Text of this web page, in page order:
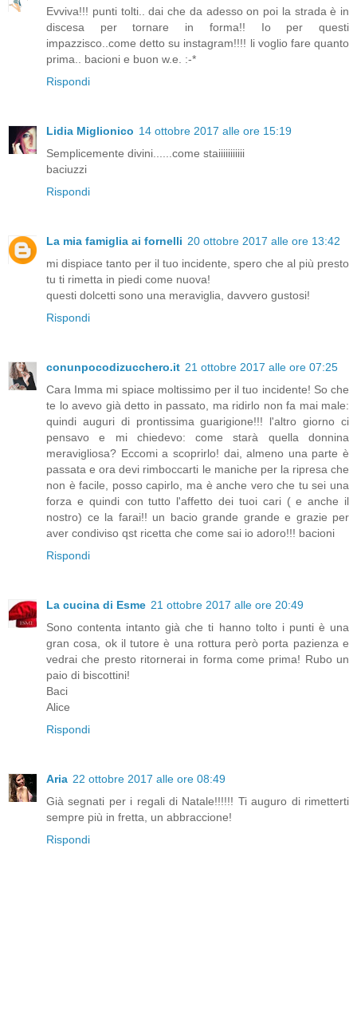
Evviva!!! punti tolti.. dai che da adesso on poi la strada è in
discesa per tornare in forma!! Io per questi
impazzisco..come detto su instagram!!!! li voglio fare quanto
prima.. bacioni e buon w.e. :-*
Rispondi
Lidia Miglionico 14 ottobre 2017 alle ore 15:19
Semplicemente divini......come staiiiiiiiiiii
baciuzzi
Rispondi
La mia famiglia ai fornelli 20 ottobre 2017 alle ore 13:42
mi dispiace tanto per il tuo incidente, spero che al più presto
tu ti rimetta in piedi come nuova!
questi dolcetti sono una meraviglia, davvero gustosi!
Rispondi
conunpocodizucchero.it 21 ottobre 2017 alle ore 07:25
Cara Imma mi spiace moltissimo per il tuo incidente! So che
te lo avevo già detto in passato, ma ridirlo non fa mai male:
quindi auguri di prontissima guarigione!!! l'altro giorno ci
pensavo e mi chiedevo: come starà quella donnina
meravigliosa? Eccomi a scoprirlo! dai, almeno una parte è
passata e ora devi rimboccarti le maniche per la ripresa che
non è facile, posso capirlo, ma è anche vero che tu sei una
forza e quindi con tutto l'affetto dei tuoi cari ( e anche il
nostro) ce la farai!! un bacio grande grande e grazie per
aver condiviso qst ricetta che come sai io adoro!!! bacioni
Rispondi
La cucina di Esme 21 ottobre 2017 alle ore 20:49
Sono contenta intanto già che ti hanno tolto i punti è una
gran cosa, ok il tutore è una rottura però porta pazienza e
vedrai che presto ritornerai in forma come prima! Rubo un
paio di biscottini!
Baci
Alice
Rispondi
Aria 22 ottobre 2017 alle ore 08:49
Già segnati per i regali di Natale!!!!!! Ti auguro di rimetterti
sempre più in fretta, un abbraccione!
Rispondi